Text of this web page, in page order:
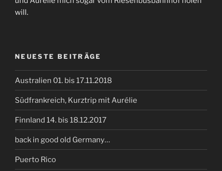
will.
NEUESTE BEITRÄGE
Australien 01. bis 17.11.2018
Südfrankreich, Kurztrip mit Aurélie
Finnland 14. bis 18.12.2017
back in good old Germany…
Puerto Rico